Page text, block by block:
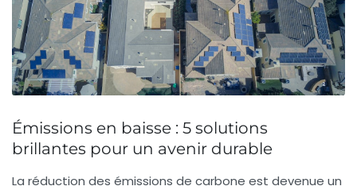
Émissions en baisse : 5 solutions
brillantes pour un avenir durable
La réduction des émissions de carbone est devenue un